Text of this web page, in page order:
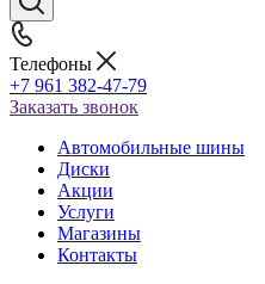
Телефоны
+7 961 382-47-79
Заказать звонок
Автомобильные шины
Диски
Акции
Услуги
Магазины
Контакты